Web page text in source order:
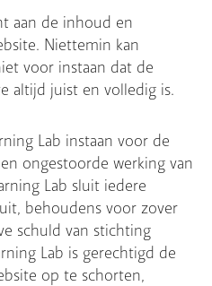
aan de inhoud en
Niettemin kan
voor instaan dat de
altijd juist en volledig is.
Lab instaan voor de
ongestoorde werking van
Lab sluit iedere
behoudens voor zover
schuld van stichting
Lab is gerechtigd de
op te schorten,